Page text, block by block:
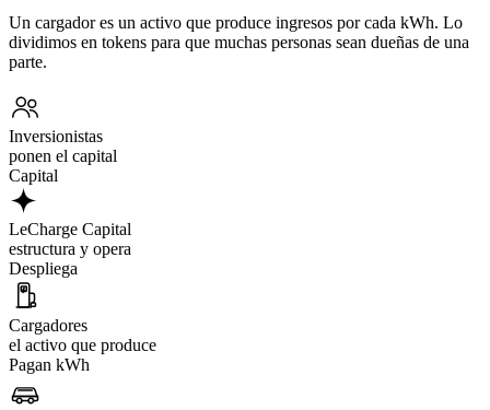
Un cargador es un activo que produce ingresos por cada kWh. Lo
dividimos en tokens para que muchas personas sean dueñas de una
parte.
Inversionistas
ponen el capital
Capital
LeCharge Capital
estructura y opera
Despliega
Cargadores
el activo que produce
Pagan kWh